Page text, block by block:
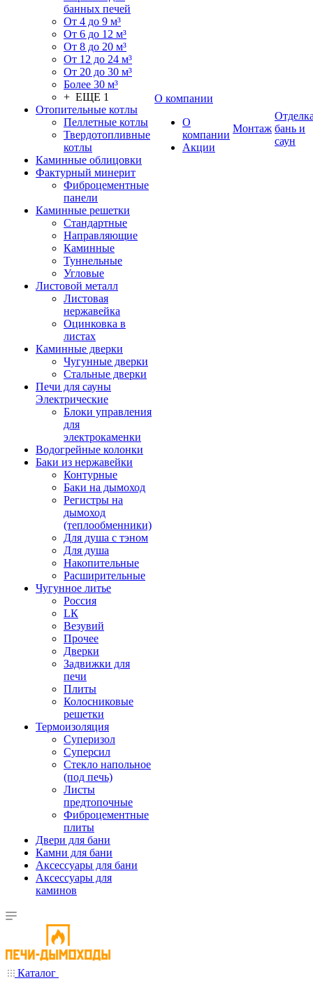
банных печей
От 4 до 9 м³
От 6 до 12 м³
От 8 до 20 м³
От 12 до 24 м³
От 20 до 30 м³
Более 30 м³
+ ЕЩЕ 1
Отопительные котлы
Пеллетные котлы
Твердотопливные
котлы
Каминные облицовки
Фактурный минерит
Фиброцементные
панели
Каминные решетки
Стандартные
Направляющие
Каминные
Туннельные
Угловые
Листовой металл
Листовая
нержавейка
Оцинковка в
листах
Каминные дверки
Чугунные дверки
Стальные дверки
Печи для сауны
Электрические
Блоки управления
для
электрокаменки
Водогрейные колонки
Баки из нержавейки
Контурные
Баки на дымоход
Регистры на
дымоход
(теплообменники)
Для душа с тэном
Для душа
Накопительные
Расширительные
Чугунное литье
Россия
LК
Везувий
Прочее
Дверки
Задвижки для
печи
Плиты
Колосниковые
решетки
Термоизоляция
Суперизол
Суперсил
Стекло напольное
(под печь)
Листы
предтопочные
Фиброцементные
плиты
Двери для бани
Камни для бани
Аксессуары для бани
Аксессуары для
каминов
О компании
О
компании
Акции
Монтаж бань и
саун
Каталог